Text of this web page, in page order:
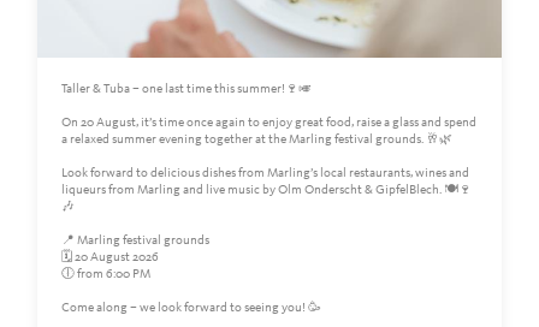
Taller & Tuba – one last time this summer!🍷🎺
On 20 August, it’s time once again to enjoy great food, raise a glass and spend
a relaxed summer evening together at the Marling festival grounds. 🥂🌿
Look forward to delicious dishes from Marling’s local restaurants, wines and
liqueurs from Marling and live music by Olm Onderscht & GipfelBlech. 🍽️🍷
🎶
📍 Marling festival grounds
🗓️ 20 August 2026
🕕 from 6:00 PM
Come along – we look forward to seeing you! 🥳